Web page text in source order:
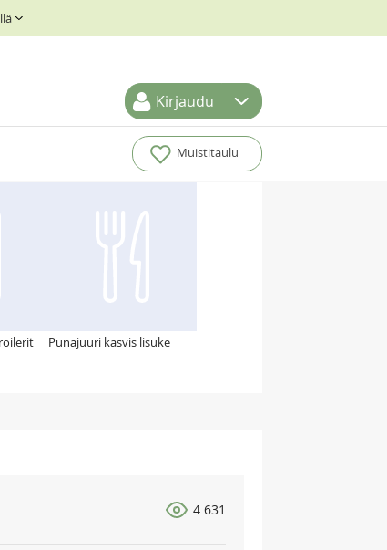
Kirjaudu
Muistitaulu
Punajuuri kasvis lisuke
4 631